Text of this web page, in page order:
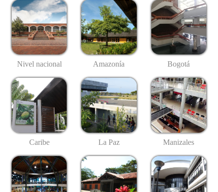
Nivel nacional Amazonía Bogotá
Caribe La Paz Manizales